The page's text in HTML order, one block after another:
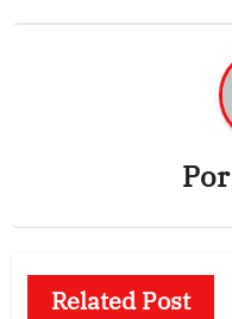
Por
Related Post